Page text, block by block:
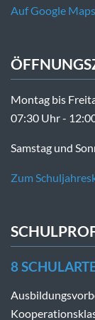
Auf Google
Montag bis
07:30 Uhr -
Samstag und
Zum
8